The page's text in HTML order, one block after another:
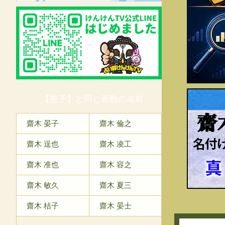
【恵子】と同じ画数の名前
齋木 晏子 齋木 倫之
齋木 逞也 齋木 凌工
齋木 准也 齋木 容之
齋木 敏久 齋木 夏三
齋木 桔子 齋木 晏士
齋